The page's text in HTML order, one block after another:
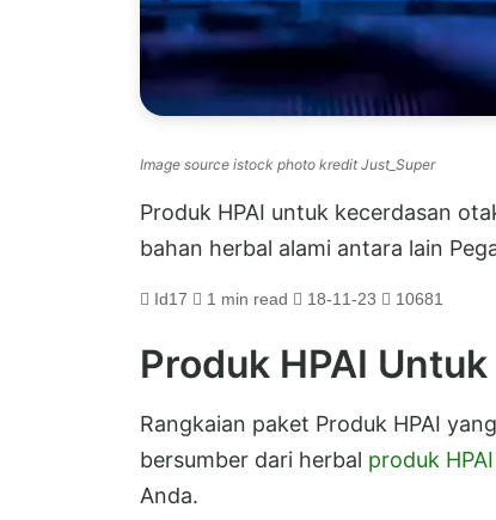
Image source istock photo kredit Just_Super
Produk HPAI untuk kecerdasan
bahan herbal alami antara lain
Id17 1 min read 18-11-23 10681
Produk HPAI
Rangkaian paket Produk HPAI
bersumber dari herbal produk HPAI
Anda.